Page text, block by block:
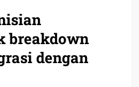
breakdown
dengan